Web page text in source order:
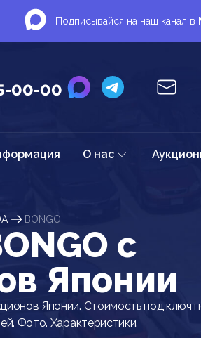
Подписывайся на наш канал в
00-00
О нас
BONGO
c
Японии
Японии. Стоимость под ключ
Фото. Характеристики.